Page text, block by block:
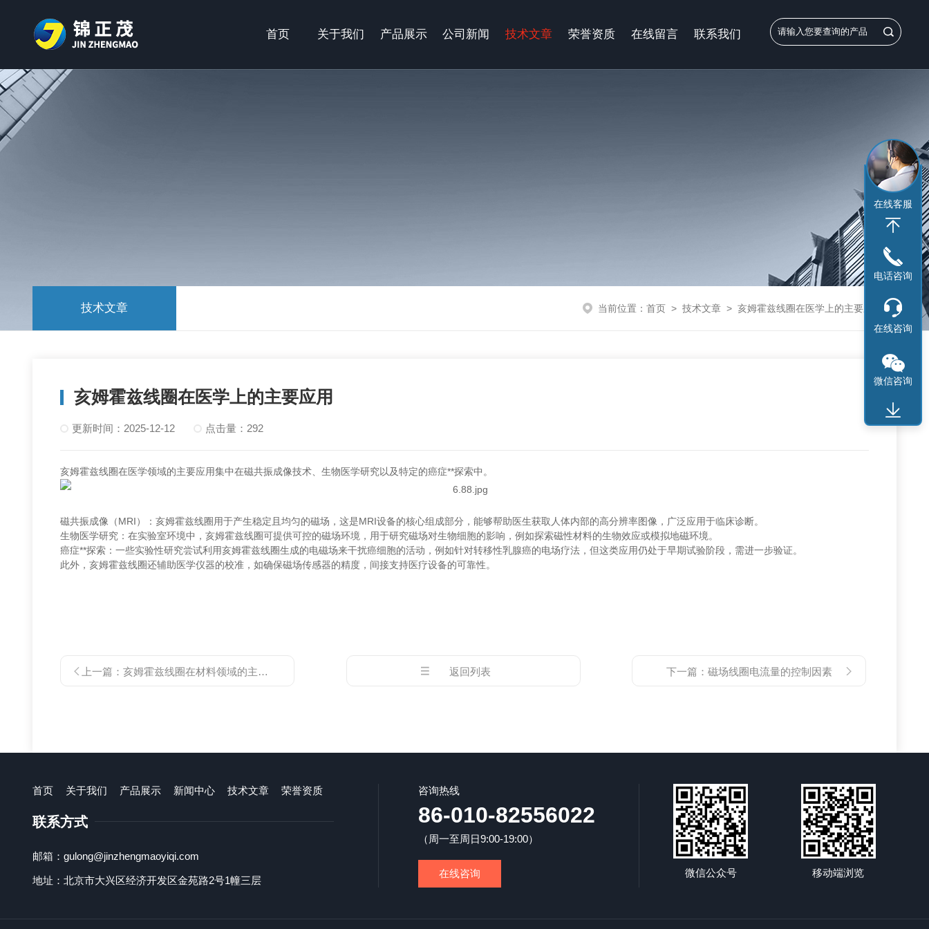
首页 关于我们 产品展示 公司新闻 技术文章 荣誉资质 在线留言 联系我们
技术文章 当前位置： 首页> 技术文章> 亥姆霍兹线圈在医学上的主要应用
亥姆霍兹线圈在医学上的主要应用
更新时间：2025-12-12 点击量：292
亥姆霍兹线圈在医学领域的主要应用集中在磁共振成像技术、生物医学研究以及特定的癌症**探索中。
磁共振成像（MRI）：亥姆霍兹线圈用于产生稳定且均匀的磁场，这是MRI设备的核心组成部分，能够帮助医生获取人体内部的高分辨率图像，广泛应用于临床诊断。
生物医学研究：在实验室环境中，亥姆霍兹线圈可提供可控的磁场环境，用于研究磁场对生物细胞的影响，例如探索磁性材料的生物效应或模拟地磁环境。
癌症**探索：一些实验性研究尝试利用亥姆霍兹线圈生成的电磁场来干扰癌细胞的活动，例如针对转移性乳腺癌的电场疗法，但这类应用仍处于早期试验阶段，需进一步验证。
此外，亥姆霍兹线圈还辅助医学仪器的校准，如确保磁场传感器的精度，间接支持医疗设备的可靠性。
上一篇：亥姆霍兹线圈在材料领域的主要应用 返回列表 下一篇： 磁场线圈电流量的控制因素
首页 关于我们 产品展示 新闻中心 技术文章 荣誉资质
联系方式
邮箱：gulong@jinzhengmaoyiqi.com
地址：北京市大兴区经济开发区金苑路2号1幢三层
咨询热线
86-010-82556022
（周一至周日9:00-19:00）
在线咨询 微信公众号 移动端浏览
在线客服
电话咨询
在线咨询
微信咨询